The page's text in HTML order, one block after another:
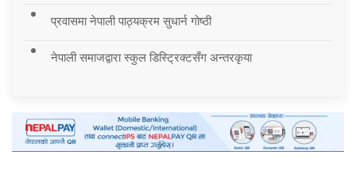
प्रवासमा नेपाली पाठ्यक्रम सुधार्न गोष्ठी
नेपाली समाजद्वारा स्कुल डिस्ट्रिक्टसँग अन्तरकृया